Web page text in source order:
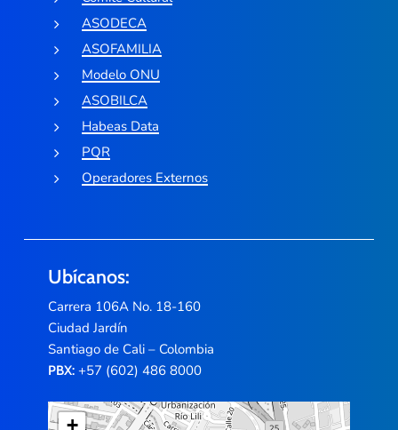
ASODECA
ASOFAMILIA
Modelo ONU
ASOBILCA
Habeas Data
PQR
Operadores Externos
Ubícanos:
Carrera 106A No. 18-160
Ciudad Jardín
Santiago de Cali – Colombia
PBX:+57 (602) 486 8000
+